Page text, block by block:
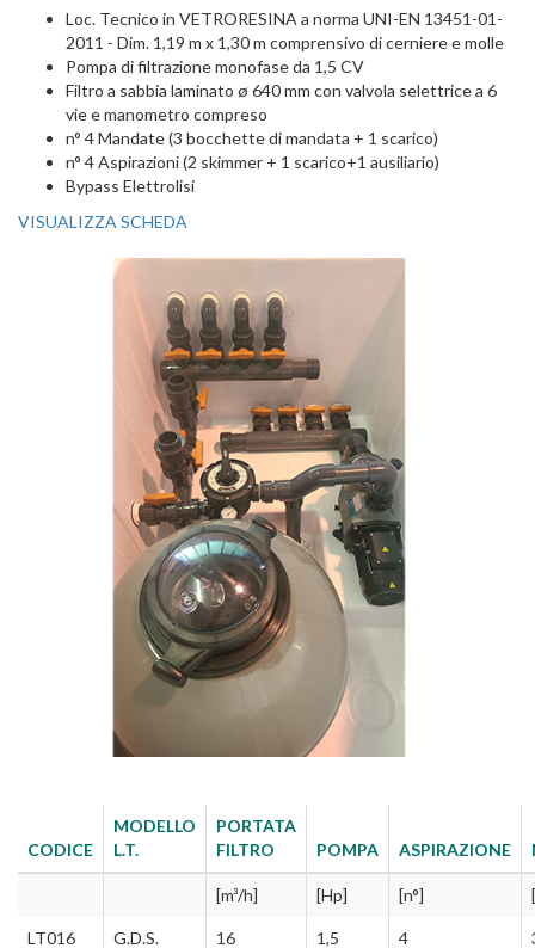
Loc. Tecnico in VETRORESINA a norma UNI-EN 13451-01-
2011 - Dim. 1,19 m x 1,30 m comprensivo di cerniere e molle
Pompa di filtrazione monofase da 1,5 CV
Filtro a sabbia laminato ø 640 mm con valvola selettrice a 6
vie e manometro compreso
n° 4 Mandate (3 bocchette di mandata + 1 scarico)
n° 4 Aspirazioni (2 skimmer + 1 scarico+1 ausiliario)
Bypass Elettrolisi
VISUALIZZA SCHEDA
CODICE
MODELLO
L.T.
PORTATA
FILTRO
POMPA ASPIRAZIONE
[m³/h] [Hp] [n°]
LT016 G.D.S. 16 1,5 4